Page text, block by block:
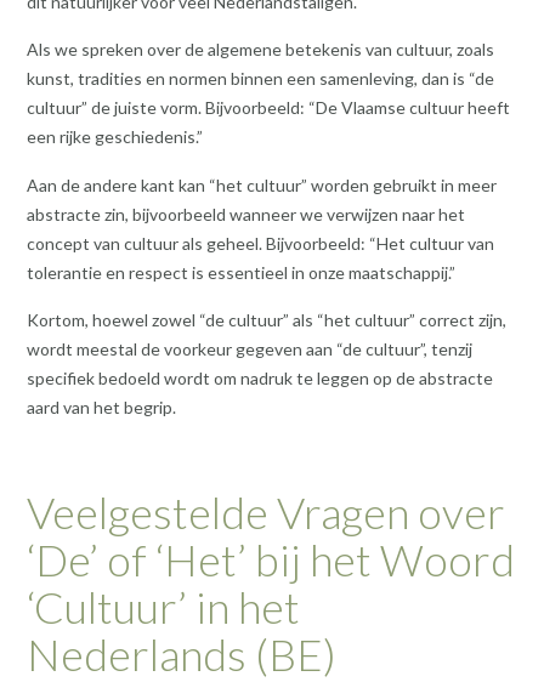
Als we spreken over de algemene betekenis van cultuur, zoals
kunst, tradities en normen binnen een samenleving, dan is “de
cultuur” de juiste vorm. Bijvoorbeeld: “De Vlaamse cultuur heeft
een rijke geschiedenis.”
Aan de andere kant kan “het cultuur” worden gebruikt in meer
abstracte zin, bijvoorbeeld wanneer we verwijzen naar het
concept van cultuur als geheel. Bijvoorbeeld: “Het cultuur van
tolerantie en respect is essentieel in onze maatschappij.”
Kortom, hoewel zowel “de cultuur” als “het cultuur” correct zijn,
wordt meestal de voorkeur gegeven aan “de cultuur”, tenzij
specifiek bedoeld wordt om nadruk te leggen op de abstracte
aard van het begrip.
Veelgestelde Vragen over
‘De’ of ‘Het’ bij het Woord
‘Cultuur’ in het
Nederlands (BE)